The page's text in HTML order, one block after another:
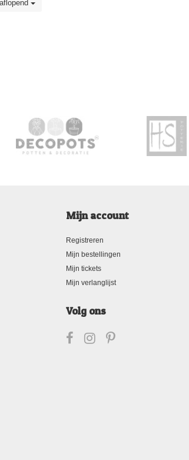
Mijn account
Registreren
Mijn bestellingen
Mijn tickets
Mijn verlanglijst
Volg ons